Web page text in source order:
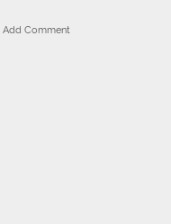
Add Comment